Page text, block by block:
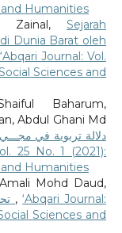
Humanities
Zainal,Sejarah
Dunia Barat oleh
‘Abqari Journal: Vol.
Sciences and
Baharum,
Abdul Ghani Md
دلالة تربوية في
25 No. 1 (2021):
Humanities
Mohd Daud,
,‘Abqari Journal:
Sciences and